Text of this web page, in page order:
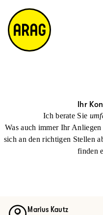
m
a
p
Ihr
Ich berate Sie
Was auch immer Ihr
sich an den richtigen Stellen
finden
Marius Kautz